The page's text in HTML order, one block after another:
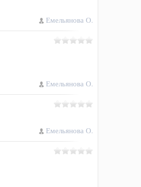
Емельянова О.
Емельянова О.
Емельянова О.